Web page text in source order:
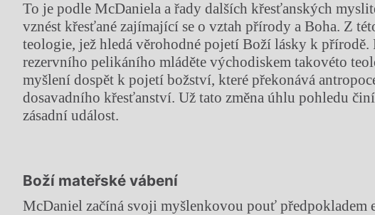
To je podle McDaniela a řady dalších křesťanských
vznést křesťané zajímající se o vztah přírody a Boha. Z
teologie, jež hledá věrohodné pojetí Boží lásky k přírodě.
rezervního pelikáního mláděte východiskem takovéto
myšlení dospět k pojetí božství, které překonává
dosavadního křesťanství. Už tato změna úhlu pohledu
zásadní událost.
Boží mateřské vábení
McDaniel začíná svoji myšlenkovou pouť předpokladem